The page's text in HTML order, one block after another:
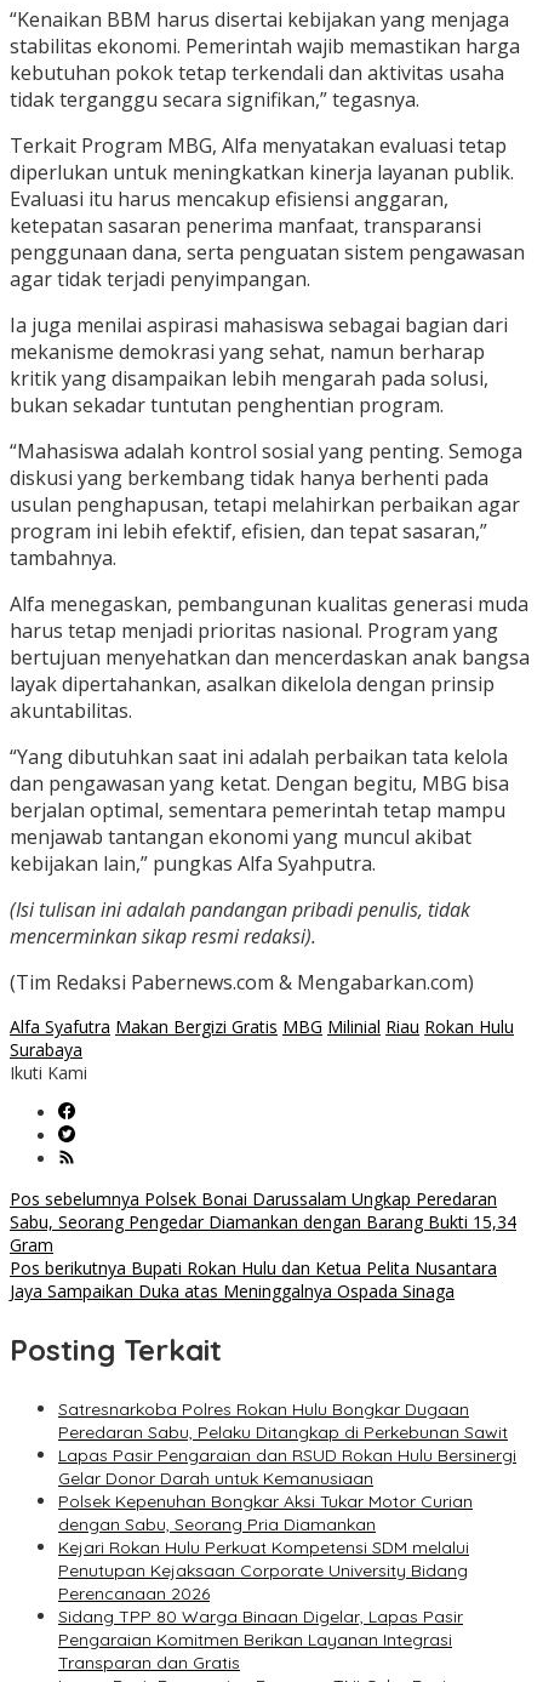
“Kenaikan BBM harus disertai kebijakan yang menjaga
stabilitas ekonomi. Pemerintah wajib memastikan harga
kebutuhan pokok tetap terkendali dan aktivitas usaha
tidak terganggu secara signifikan,” tegasnya.
Terkait Program MBG, Alfa menyatakan evaluasi tetap
diperlukan untuk meningkatkan kinerja layanan publik.
Evaluasi itu harus mencakup efisiensi anggaran,
ketepatan sasaran penerima manfaat, transparansi
penggunaan dana, serta penguatan sistem pengawasan
agar tidak terjadi penyimpangan.
Ia juga menilai aspirasi mahasiswa sebagai bagian dari
mekanisme demokrasi yang sehat, namun berharap
kritik yang disampaikan lebih mengarah pada solusi,
bukan sekadar tuntutan penghentian program.
“Mahasiswa adalah kontrol sosial yang penting. Semoga
diskusi yang berkembang tidak hanya berhenti pada
usulan penghapusan, tetapi melahirkan perbaikan agar
program ini lebih efektif, efisien, dan tepat sasaran,”
tambahnya.
Alfa menegaskan, pembangunan kualitas generasi muda
harus tetap menjadi prioritas nasional. Program yang
bertujuan menyehatkan dan mencerdaskan anak bangsa
layak dipertahankan, asalkan dikelola dengan prinsip
akuntabilitas.
“Yang dibutuhkan saat ini adalah perbaikan tata kelola
dan pengawasan yang ketat. Dengan begitu, MBG bisa
berjalan optimal, sementara pemerintah tetap mampu
menjawab tantangan ekonomi yang muncul akibat
kebijakan lain,” pungkas Alfa Syahputra.
(Isi tulisan ini adalah pandangan pribadi penulis, tidak
mencerminkan sikap resmi redaksi).
(Tim Redaksi Pabernews.com & Mengabarkan.com)
Alfa Syafutra Makan Bergizi Gratis MBG Milinial Riau Rokan Hulu
Surabaya
Ikuti Kami
Navigasi
pos
Pos sebelumnya Polsek Bonai Darussalam Ungkap Peredaran
Sabu, Seorang Pengedar Diamankan dengan Barang Bukti 15,34
Gram
Pos berikutnya Bupati Rokan Hulu dan Ketua Pelita Nusantara
Jaya Sampaikan Duka atas Meninggalnya Ospada Sinaga
Posting Terkait
Satresnarkoba Polres Rokan Hulu Bongkar Dugaan
Peredaran Sabu, Pelaku Ditangkap di Perkebunan Sawit
Lapas Pasir Pengaraian dan RSUD Rokan Hulu Bersinergi
Gelar Donor Darah untuk Kemanusiaan
Polsek Kepenuhan Bongkar Aksi Tukar Motor Curian
dengan Sabu, Seorang Pria Diamankan
Kejari Rokan Hulu Perkuat Kompetensi SDM melalui
Penutupan Kejaksaan Corporate University Bidang
Perencanaan 2026
Sidang TPP 80 Warga Binaan Digelar, Lapas Pasir
Pengaraian Komitmen Berikan Layanan Integrasi
Transparan dan Gratis